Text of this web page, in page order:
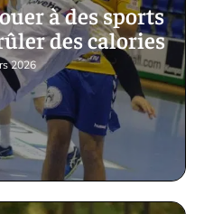
à des sports
des calories
2026